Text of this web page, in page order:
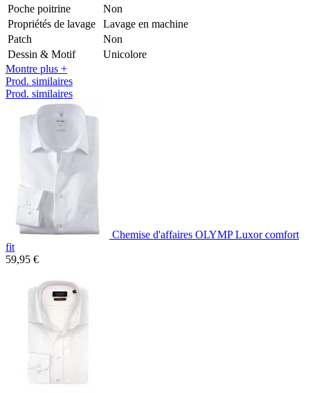
Poche poitrine
Non
Propriétés de lavage
Lavage en machine
Patch
Non
Dessin & Motif
Unicolore
Montre plus +
Prod. similaires
Prod. similaires
Chemise d'affaires OLYMP Luxor comfort
fit
59,95 €